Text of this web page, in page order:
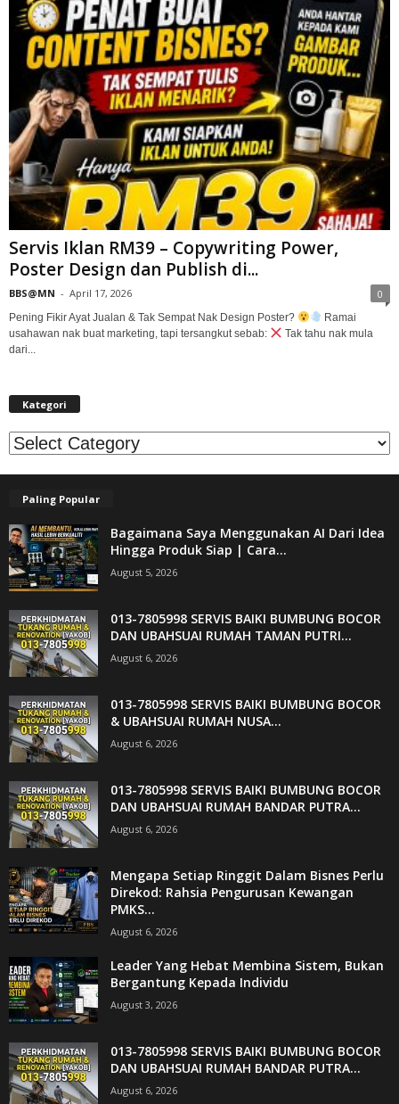
Servis Iklan RM39 – Copywriting Power,
Poster Design dan Publish di...
BBS@MN - April 17, 2026 0
Pening Fikir Ayat Jualan & Tak Sempat Nak Design Poster?
Ramai
usahawan nak buat marketing, tapi tersangkut sebab:
Tak tahu nak mula
dari...
Kategori
Kategori
Paling Popular
Bagaimana Saya Menggunakan AI Dari Idea
Hingga Produk Siap | Cara...
August 5, 2026
013-7805998 SERVIS BAIKI BUMBUNG BOCOR
DAN UBAHSUAI RUMAH TAMAN PUTRI...
August 6, 2026
013-7805998 SERVIS BAIKI BUMBUNG BOCOR
& UBAHSUAI RUMAH NUSA...
August 6, 2026
013-7805998 SERVIS BAIKI BUMBUNG BOCOR
DAN UBAHSUAI RUMAH BANDAR PUTRA...
August 6, 2026
Mengapa Setiap Ringgit Dalam Bisnes Perlu
Direkod: Rahsia Pengurusan Kewangan
PMKS...
August 6, 2026
Leader Yang Hebat Membina Sistem, Bukan
Bergantung Kepada Individu
August 3, 2026
013-7805998 SERVIS BAIKI BUMBUNG BOCOR
DAN UBAHSUAI RUMAH BANDAR PUTRA...
August 6, 2026